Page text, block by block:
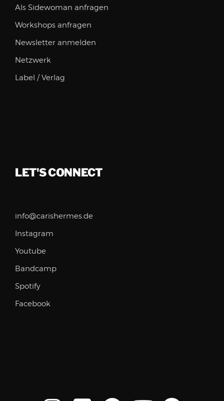
Als Sidewoman anfragen
Workshops anfragen
Newsletter anmelden
Netzwerk
Label / Verlag
LET'S CONNECT
info@carishermes.de
Instagram
Youtube
Bandcamp
Spotify
Facebook